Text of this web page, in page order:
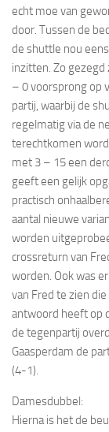
echt moe van
door. Tussen de
de shuttle nou
inzitten. Zo
– 0 voorsprong op
partij, waarbij de
regelmatig via de
terechtkomen
met 3 – 15 een
geeft een gelijk
practisch
aantal nieuwe
worden
crossreturn van
worden. Ook was
van Fred te zien
antwoord heeft op
de tegenpartij
Gaasperdam de
(4-1).
Damesdubbel:
Hierna is het de